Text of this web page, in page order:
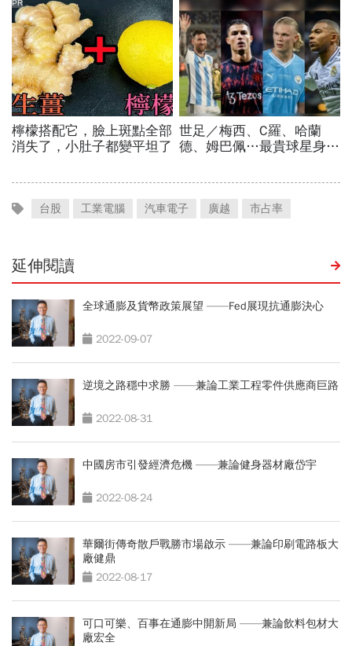
台股 工業電腦 汽車電子 廣越 市占率
延伸閱讀
全球通膨及貨幣政策展望 ——Fed展現抗通膨決心
2022-09-07
逆境之路穩中求勝 ——兼論工業工程零件供應商巨路
2022-08-31
中國房市引發經濟危機 ——兼論健身器材廠岱宇
2022-08-24
華爾街傳奇散戶戰勝市場啟示 ——兼論印刷電路板大
廠健鼎
2022-08-17
可口可樂、百事在通膨中開新局 ——兼論飲料包材大
廠宏全